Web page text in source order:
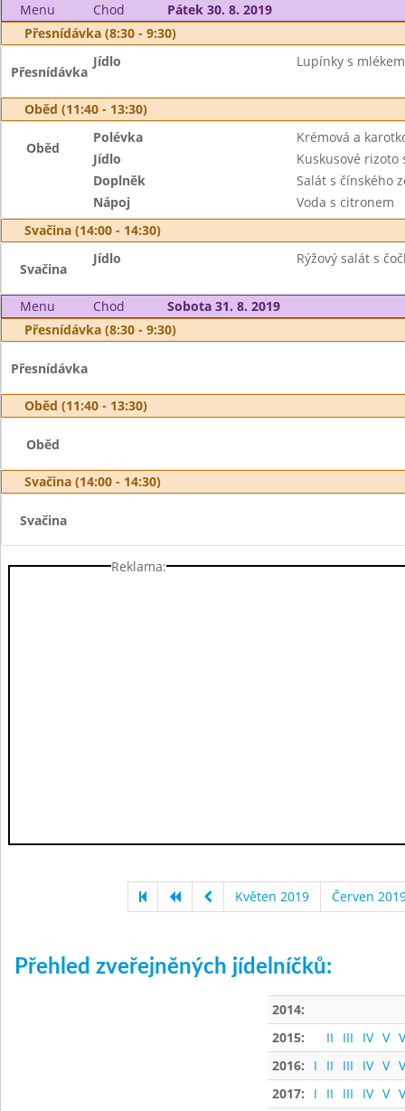
Menu Chod
Pátek 30. 8. 2019
Přesnídávka (8:30 - 9:30)
Přesnídávka
Jídlo Lupínky s
Oběd (11:40 - 13:30)
Oběd
Polévka
Krémová a
Jídlo
Kuskusové rizoto
Doplněk
Salát s čínského
Nápoj
Voda s citronem
Svačina (14:00 - 14:30)
Svačina
Jídlo Rýžový salát s
Menu Chod
Sobota 31. 8. 2019
Přesnídávka (8:30 - 9:30)
Přesnídávka
Oběd (11:40 - 13:30)
Oběd
Svačina (14:00 - 14:30)
Svačina
Reklama:
Květen 2019 Červen
Přehled zveřejněných jídelníčků:
2014:
2015:
II III IV V
2016:
I II III IV V
2017:
I II III IV V